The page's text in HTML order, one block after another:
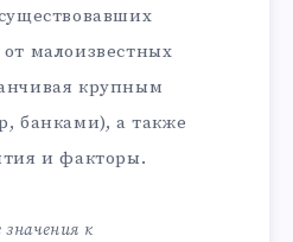
малоизвестных
крупным
банками), а также
и факторы.
к